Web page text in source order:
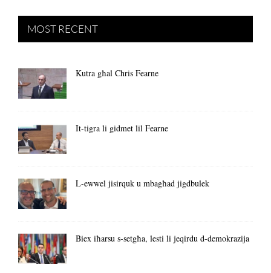
MOST RECENT
Kutra għal Chris Fearne
It-tigra li gidmet lil Fearne
L-ewwel jisirquk u mbagħad jigdbulek
Biex iħarsu s-setgħa, lesti li jeqirdu d-demokrazija